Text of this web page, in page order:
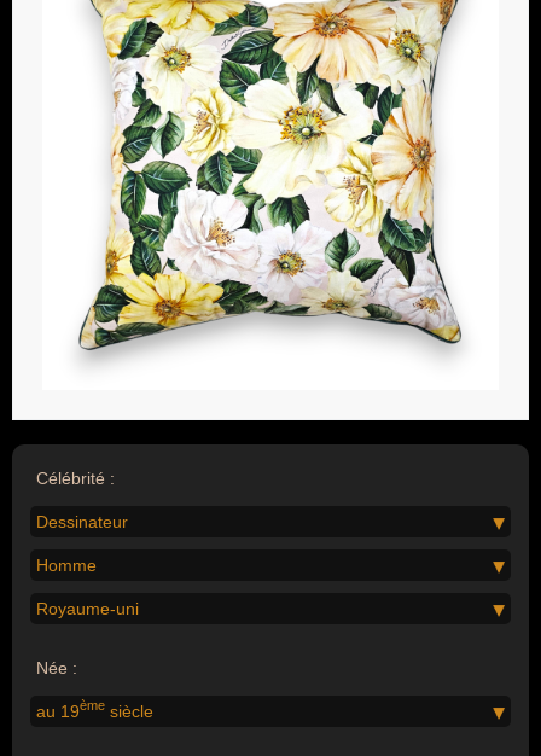
Célébrité :
Dessinateur
Homme
Royaume-uni
Née :
au 19ème siècle